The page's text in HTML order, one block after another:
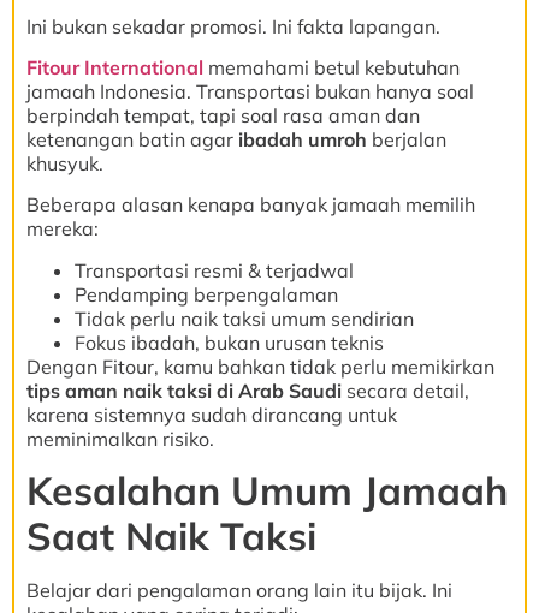
Ini bukan sekadar promosi. Ini fakta lapangan.
Fitour International memahami betul kebutuhan
jamaah Indonesia. Transportasi bukan hanya soal
berpindah tempat, tapi soal rasa aman dan
ketenangan batin agar ibadah umroh berjalan
khusyuk.
Beberapa alasan kenapa banyak jamaah memilih
mereka:
Transportasi resmi & terjadwal
Pendamping berpengalaman
Tidak perlu naik taksi umum sendirian
Fokus ibadah, bukan urusan teknis
Dengan Fitour, kamu bahkan tidak perlu memikirkan
tips aman naik taksi di Arab Saudi secara detail,
karena sistemnya sudah dirancang untuk
meminimalkan risiko.
Kesalahan Umum Jamaah
Saat Naik Taksi
Belajar dari pengalaman orang lain itu bijak. Ini